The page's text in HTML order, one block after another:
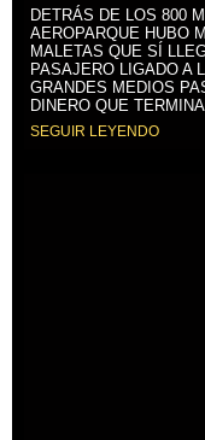
DETRÁS DE LOS 800
AEROPARQUE HUBO
MALETAS QUE SÍ
PASAJERO LIGADO A
GRANDES MEDIOS
DINERO QUE
SEGUIR LEYENDO